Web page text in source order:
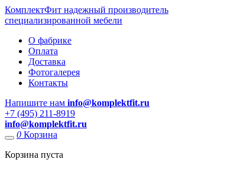
КомплектФит надежный производитель
специализированной мебели
О фабрике
Оплата
Доставка
Фотогалерея
Контакты
Напишите нам info@komplektfit.ru
​+7 (495) 211-8919
info@komplektfit.ru
0 Корзина
Корзина пуста